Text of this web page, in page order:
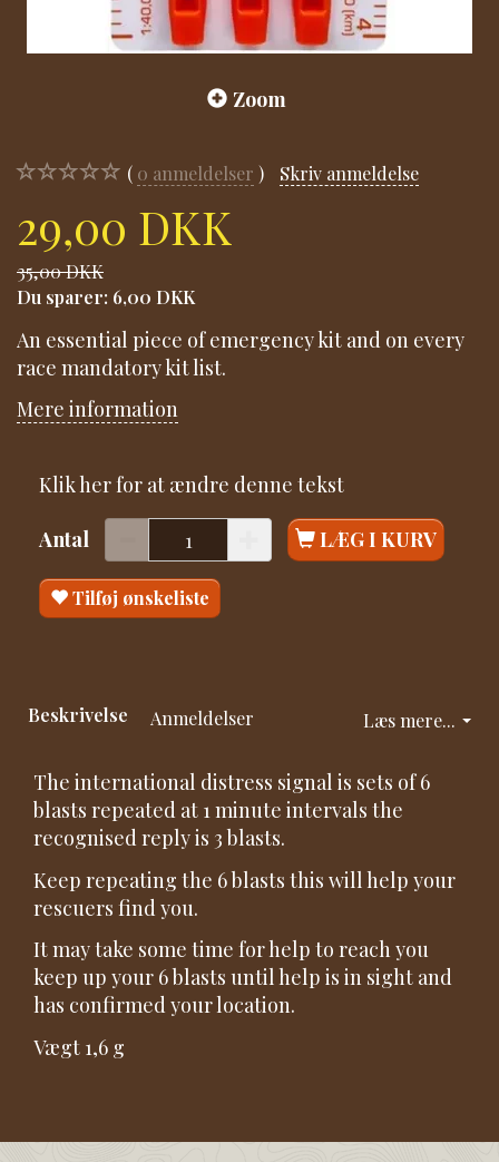
Zoom
0 anmeldelser Skriv anmeldelse
29,00 DKK
35,00 DKK
Du sparer: 6,00 DKK
An essential piece of emergency kit and on every
race mandatory kit list.
Mere information
Klik her for at ændre denne tekst
Antal LÆG I KURV
Tilføj ønskeliste
Læs mere...
Beskrivelse Anmeldelser
The international distress signal is sets of 6
blasts repeated at 1 minute intervals the
recognised reply is 3 blasts.
Keep repeating the 6 blasts this will help your
rescuers find you.
It may take some time for help to reach you
keep up your 6 blasts until help is in sight and
has confirmed your location.
Vægt 1,6 g